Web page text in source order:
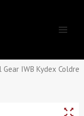
IWB Kydex Coldre